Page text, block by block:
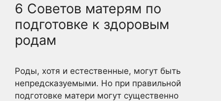
6 Советов матерям по
подготовке к здоровым
родам
Роды, хотя и естественные, могут быть
непредсказуемыми. Но при правильной
подготовке матери могут существенно